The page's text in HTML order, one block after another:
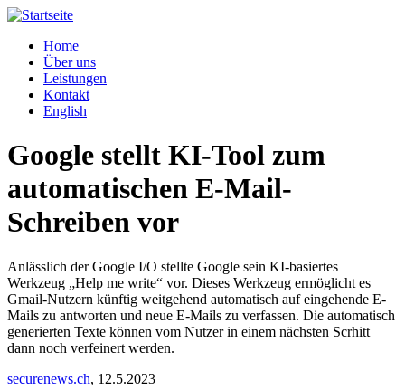
Home
Über uns
Leistungen
Kontakt
English
Google stellt KI-Tool zum
automatischen E-Mail-
Schreiben vor
Anlässlich der Google I/O stellte Google sein KI-basiertes
Werkzeug „Help me write“ vor. Dieses Werkzeug ermöglicht es
Gmail-Nutzern künftig weitgehend automatisch auf eingehende E-
Mails zu antworten und neue E-Mails zu verfassen. Die automatisch
generierten Texte können vom Nutzer in einem nächsten Scrhitt
dann noch verfeinert werden.
securenews.ch, 12.5.2023